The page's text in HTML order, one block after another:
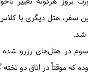
به شهر کاراکول میرسیم.
September 8, 2025 |
سفر، هتل دیگری با کلاس
شد.
در هتل‌های رزرو شده
که موقتاً در اتاق دو